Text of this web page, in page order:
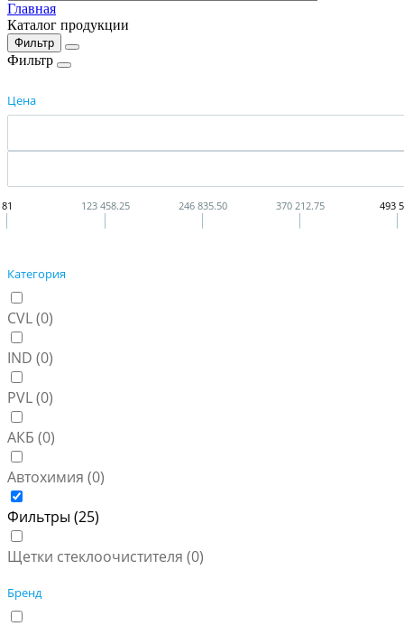
Главная
Каталог продукции
Фильтр
Фильтр
Цена
81 123 458.25 246 835.50 370 212.75 493
Категория
CVL (0)
IND (0)
PVL (0)
АКБ (0)
Автохимия (0)
Фильтры (25)
Щетки стеклоочистителя (0)
Бренд